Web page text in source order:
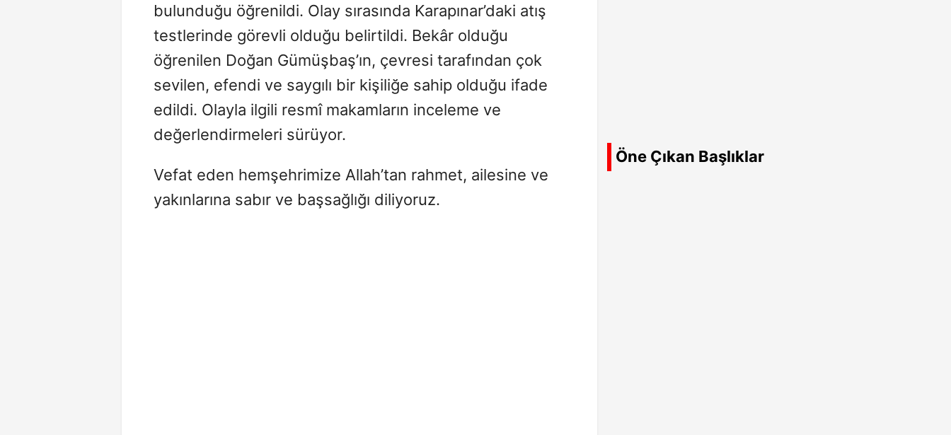
bulunduğu öğrenildi. Olay sırasında Karapınar’daki atış
testlerinde görevli olduğu belirtildi. Bekâr olduğu
öğrenilen Doğan Gümüşbaş’ın, çevresi tarafından çok
sevilen, efendi ve saygılı bir kişiliğe sahip olduğu ifade
edildi. Olayla ilgili resmî makamların inceleme ve
değerlendirmeleri sürüyor.
Vefat eden hemşehrimize Allah’tan rahmet, ailesine ve
yakınlarına sabır ve başsağlığı diliyoruz.
Öne Çıkan Başlıklar